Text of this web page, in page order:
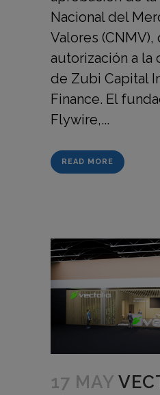
Nacional del
Valores
autorización a la
de Zubi Capital
Finance. El
Flywire,...
READ MORE
17 MAY